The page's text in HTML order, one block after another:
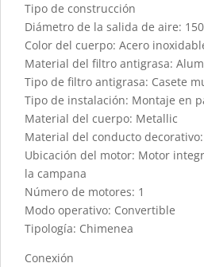
Tipo de construcción
Diámetro de la salida de aire:
Color del cuerpo: Acero
Material del filtro antigrasa:
Tipo de filtro antigrasa: Casete
Tipo de instalación: Montaje en
Material del cuerpo: Metallic
Material del conducto
Ubicación del motor: Motor
la campana
Número de motores: 1
Modo operativo: Convertible
Tipología: Chimenea
Conexión